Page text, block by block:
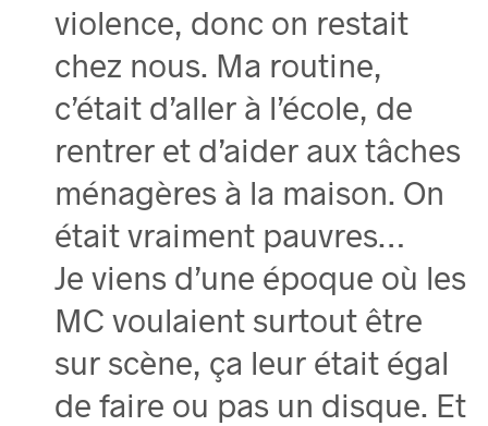
violence, donc on restait
chez nous. Ma routine,
c’était d’aller à l’école, de
rentrer et d’aider aux tâches
ménagères à la maison. On
était vraiment pauvres…
Je viens d’une époque où les
MC voulaient surtout être
sur scène, ça leur était égal
de faire ou pas un disque. Et